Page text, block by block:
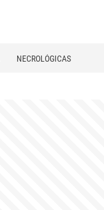
NECROLÓGICAS